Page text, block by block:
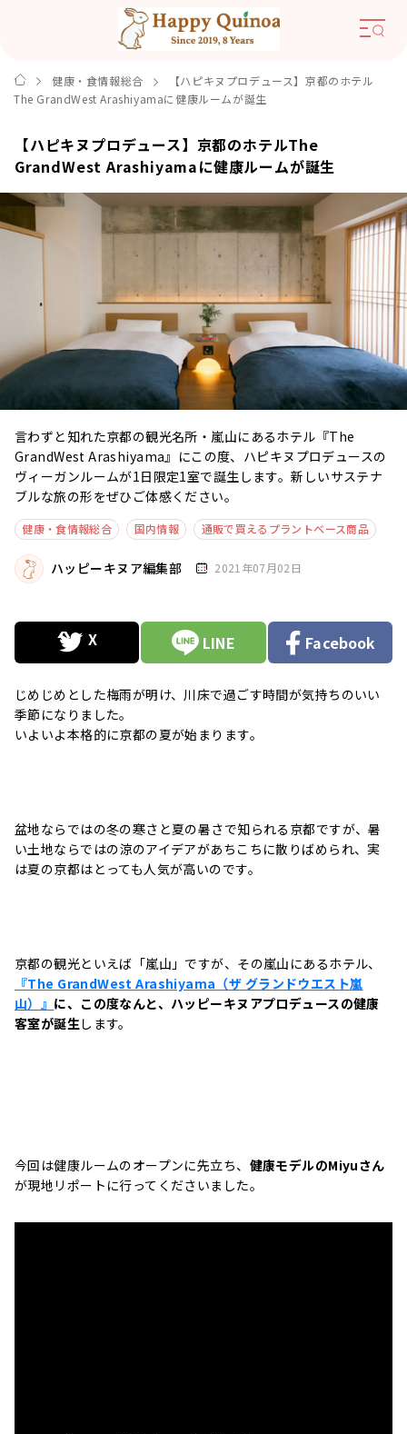
健康・食情報総合
【ハピキヌプロデュース】京都のホテル
The GrandWest Arashiyamaに健康ルームが誕生
【ハピキヌプロデュース】京都のホテルThe
GrandWest Arashiyamaに健康ルームが誕生
言わずと知れた京都の観光名所・嵐山にあるホテル『The
GrandWest Arashiyama』にこの度、ハピキヌプロデュースの
ヴィーガンルームが1日限定1室で誕生します。新しいサステナ
ブルな旅の形をぜひご体感ください。
健康・食情報総合 国内情報 通販で買えるプラントベース商品
ハッピーキヌア編集部 2021年07月02日
LINE Facebook
じめじめとした梅雨が明け、川床で過ごす時間が気持ちのいい
季節になりました。
いよいよ本格的に京都の夏が始まります。
盆地ならではの冬の寒さと夏の暑さで知られる京都ですが、暑
い土地ならではの涼のアイデアがあちこちに散りばめられ、実
は夏の京都はとっても人気が高いのです。
京都の観光といえば「嵐山」ですが、その嵐山にあるホテル、
『The GrandWest Arashiyama（ザ グランドウエスト嵐
山）』 に、この度なんと、ハッピーキヌアプロデュースの健康
客室が誕生 します。
今回は健康ルームのオープンに先立ち、 健康モデルのMiyuさん
が現地リポートに行ってくださいました。